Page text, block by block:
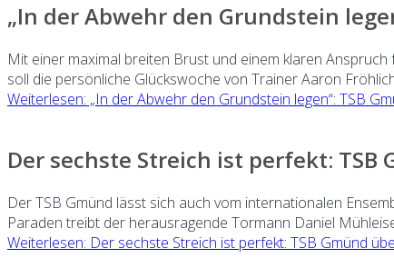
„In der Abwehr den Grundstein
Mit einer maximal breiten Brust und einem klaren
soll die persönliche Glückswoche von Trainer Aaron
Weiterlesen: „In der Abwehr den Grundstein legen“: TSB
Der sechste Streich ist perfekt:
Der TSB Gmünd lässt sich auch vom internationalen
Paraden treibt der herausragende Tormann Daniel
Weiterlesen: Der sechste Streich ist perfekt: TSB Gmünd